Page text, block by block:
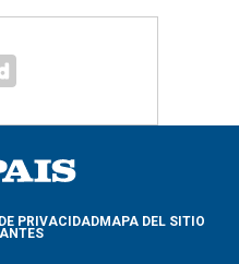
PRIVACIDADMAPA DEL SITIO